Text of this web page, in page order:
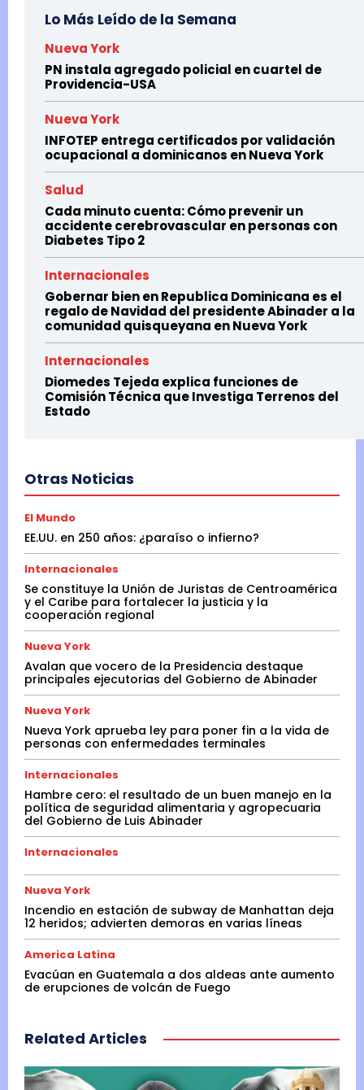
Lo Más Leído de la Semana
Nueva York
PN instala agregado policial en cuartel de
Providencia-USA
Nueva York
INFOTEP entrega certificados por validación
ocupacional a dominicanos en Nueva York
Salud
Cada minuto cuenta: Cómo prevenir un
accidente cerebrovascular en personas con
Diabetes Tipo 2
Internacionales
Gobernar bien en Republica Dominicana es el
regalo de Navidad del presidente Abinader a la
comunidad quisqueyana en Nueva York
Internacionales
Diomedes Tejeda explica funciones de
Comisión Técnica que Investiga Terrenos del
Estado
Otras Noticias
El Mundo
EE.UU. en 250 años: ¿paraíso o infierno?
Internacionales
Se constituye la Unión de Juristas de Centroamérica
y el Caribe para fortalecer la justicia y la
cooperación regional
Nueva York
Avalan que vocero de la Presidencia destaque
principales ejecutorias del Gobierno de Abinader
Nueva York
Nueva York aprueba ley para poner fin a la vida de
personas con enfermedades terminales
Internacionales
Hambre cero: el resultado de un buen manejo en la
política de seguridad alimentaria y agropecuaria
del Gobierno de Luis Abinader
Internacionales
Nueva York
Incendio en estación de subway de Manhattan deja
12 heridos; advierten demoras en varias líneas
America Latina
Evacúan en Guatemala a dos aldeas ante aumento
de erupciones de volcán de Fuego
Related Articles